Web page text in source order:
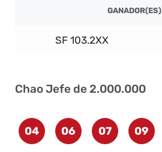
GANADOR(ES)
SF 103.2XX
Chao Jefe de 2.000.000
04 06 07 09